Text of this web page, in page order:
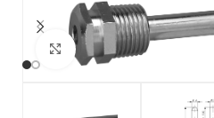
Haga clic para ampliar